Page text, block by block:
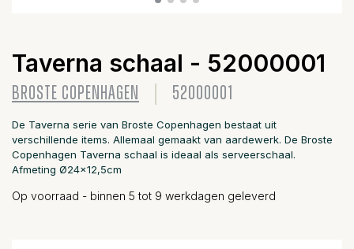
Taverna schaal - 52000001
BROSTE COPENHAGEN 52000001
De Taverna serie van Broste Copenhagen bestaat uit
verschillende items. Allemaal gemaakt van aardewerk. De Broste
Copenhagen Taverna schaal is ideaal als serveerschaal.
Afmeting Ø24x12,5cm
Op voorraad - binnen 5 tot 9 werkdagen geleverd